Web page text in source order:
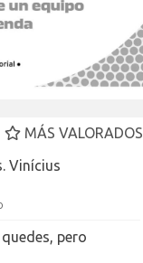
MÁS VALORADOS
Vinícius
pero